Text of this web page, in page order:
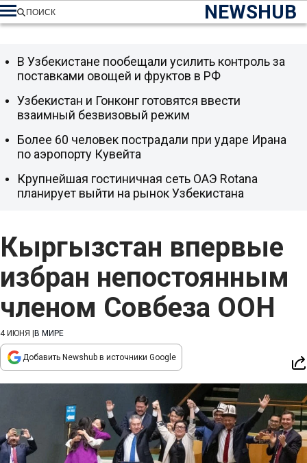
NEWSHUB
ПОИСК
Кыргызстан впервые
избран непостоянным
членом Совбеза ООН
4 ИЮНЯ В МИРЕ
Добавить Newshub в источники Google
В Узбекистане пообещали усилить контроль за
поставками овощей и фруктов в РФ
Узбекистан и Гонконг готовятся ввести
взаимный безвизовый режим
Более 60 человек пострадали при ударе Ирана
по аэропорту Кувейта
Крупнейшая гостиничная сеть ОАЭ Rotana
планирует выйти на рынок Узбекистана